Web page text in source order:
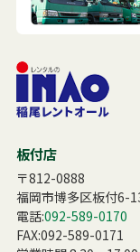
板付店
〒812-0888
福岡市博多区板付6-
電話:092-589-0170
FAX:092-589-0171